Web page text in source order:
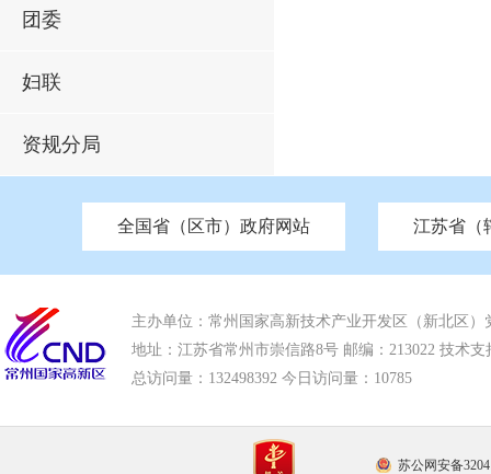
团委
妇联
资规分局
全国省（区市）政府网站
北京 天津 重庆 河南 河北 山西
江苏省（
中国江苏 南京市政府 苏州市政府 无锡
市发改委 市工信局 市教育局 市科技局 市
市应急管理局 市审计局 市外事办 市生态
主办单位：常州国家高新技术产业开发区（新北区）
地址：江苏省常州市崇信路8号 邮编：213022 技术支
总访问量： 132498392 今日访问量： 10785
苏公网安备